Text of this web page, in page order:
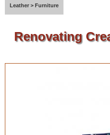
Leather > Furniture
Renovating